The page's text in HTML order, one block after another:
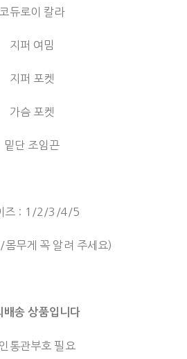
코듀로이 칼라
지퍼 여밈
지퍼 포켓
가슴 포켓
밑단 조임끈
즈 : 1/2/3/4/5
몸무게 꼭 알려 주세요)
배송 상품입니다
통관부호 필요